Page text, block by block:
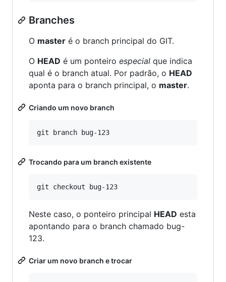
Branches
O master é o branch principal do GIT.
O HEAD é um ponteiro especial que indica
qual é o branch atual. Por padrão, o HEAD
aponta para o branch principal, o master.
Criando um novo branch
Trocando para um branch existente
Neste caso, o ponteiro principal HEAD esta
apontando para o branch chamado bug-
123.
Criar um novo branch e trocar